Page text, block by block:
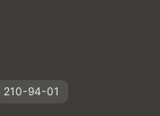
210-94-01